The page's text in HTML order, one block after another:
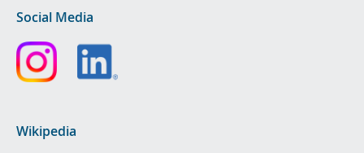
Social Media
Wikipedia